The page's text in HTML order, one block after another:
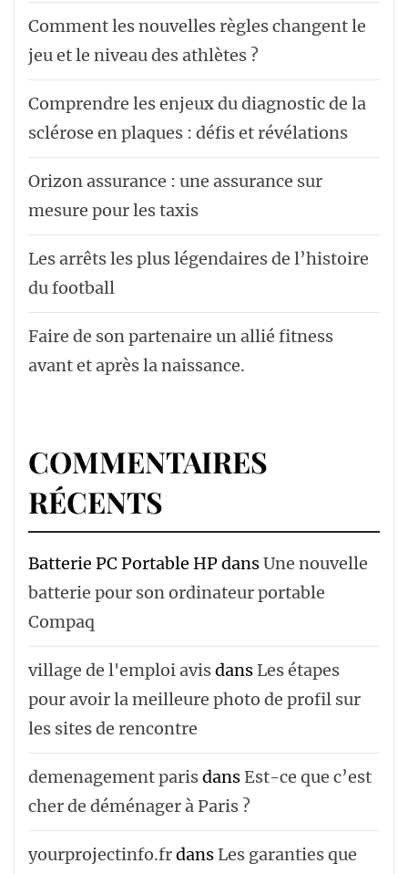
Comment les nouvelles règles changent le
jeu et le niveau des athlètes ?
Comprendre les enjeux du diagnostic de la
sclérose en plaques : défis et révélations
Orizon assurance : une assurance sur
mesure pour les taxis
Les arrêts les plus légendaires de l’histoire
du football
Faire de son partenaire un allié fitness
avant et après la naissance.
COMMENTAIRES
RÉCENTS
Batterie PC Portable HPdansUne nouvelle
batterie pour son ordinateur portable
Compaq
village de l'emploi avisdans Les étapes
pour avoir la meilleure photo de profil sur
les sites de rencontre
demenagement parisdansEst-ce que c’est
cher de déménager à Paris ?
yourprojectinfo.frdans Les garanties que